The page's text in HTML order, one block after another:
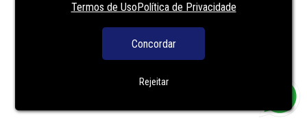
Termos de UsoPolítica de Privacidade
Concordar
Rejeitar